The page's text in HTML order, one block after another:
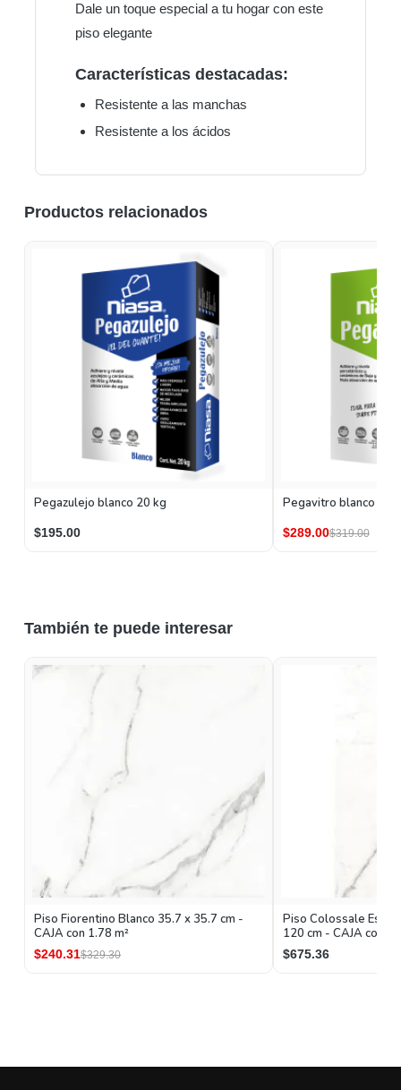
Dale un toque especial a tu hogar con este
piso elegante
Características destacadas:
Resistente a las manchas
Resistente a los ácidos
Productos relacionados
Pegazulejo blanco 20 kg
$195.00
Pegavitro blanco 20
$289.00$319.00
También te puede interesar
Piso Fiorentino Blanco 35.7 x 35.7 cm -
CAJA con 1.78 m²
$240.31$329.30
Piso Colossale
120 cm - CAJA con
$675.36